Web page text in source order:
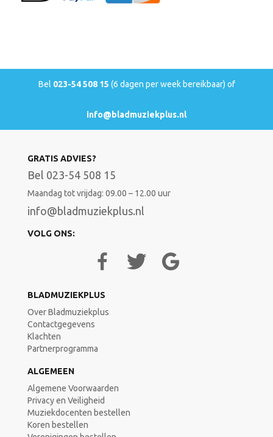
Bel 023-54 508 15 (6 dagen per week bereikbaar) of
info@bladmuziekplus.nl
GRATIS ADVIES?
Bel 023-54 508 15
Maandag tot vrijdag: 09.00 – 12.00 uur
info@bladmuziekplus.nl
VOLG ONS:
BLADMUZIEKPLUS
Over Bladmuziekplus
Contactgegevens
Klachten
Partnerprogramma
ALGEMEEN
Algemene Voorwaarden
Privacy en Veiligheid
Muziekdocenten bestellen
Koren bestellen